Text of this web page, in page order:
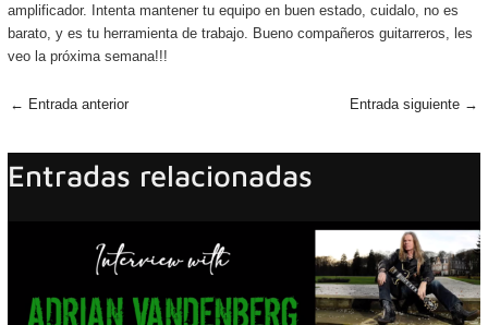
amplificador. Intenta mantener tu equipo en buen estado, cuidalo, no es
barato, y es tu herramienta de trabajo. Bueno compañeros guitarreros, les
veo la próxima semana!!!
← Entrada anterior Entrada siguiente →
Entradas relacionadas